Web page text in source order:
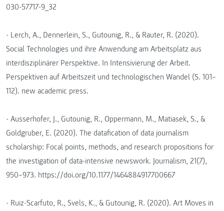
030-57717-9_32
- Lerch, A., Dennerlein, S., Gutounig, R., & Rauter, R. (2020).
Social Technologies und ihre Anwendung am Arbeitsplatz aus
interdisziplinärer Perspektive. In Intensivierung der Arbeit.
Perspektiven auf Arbeitszeit und technologischen Wandel (S. 101–
112). new academic press.
- Ausserhofer, J., Gutounig, R., Oppermann, M., Matiasek, S., &
Goldgruber, E. (2020). The datafication of data journalism
scholarship: Focal points, methods, and research propositions for
the investigation of data-intensive newswork. Journalism, 21(7),
950–973. https://doi.org/10.1177/1464884917700667
- Ruiz-Scarfuto, R., Svels, K., & Gutounig, R. (2020). Art Moves in